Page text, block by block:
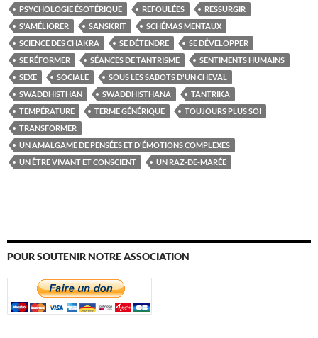
PSYCHOLOGIE ÉSOTÉRIQUE
REFOULÉES
RESSURGIR
S'AMÉLIORER
SANSKRIT
SCHÉMAS MENTAUX
SCIENCE DES CHAKRA
SE DÉTENDRE
SE DÉVELOPPER
SE RÉFORMER
SÉANCES DE TANTRISME
SENTIMENTS HUMAINS
SEXE
SOCIALE
SOUS LES SABOTS D'UN CHEVAL
SWADDHISTHAN
SWADDHISTHANA
TANTRIKA
TEMPÉRATURE
TERME GÉNÉRIQUE
TOUJOURS PLUS SOI
TRANSFORMER
UN AMALGAME DE PENSÉES ET D'ÉMOTIONS COMPLEXES
UN ÊTRE VIVANT ET CONSCIENT
UN RAZ-DE-MARÉE
POUR SOUTENIR NOTRE ASSOCIATION